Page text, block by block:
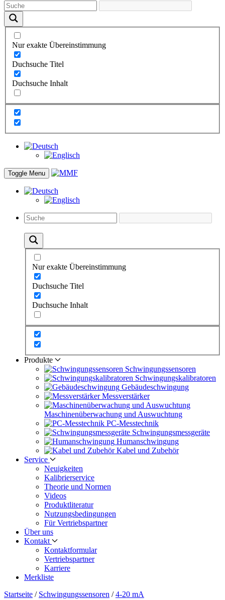
Nur exakte Übereinstimmung
Duchsuche Titel
Duchsuche Inhalt
Toggle Menu
Nur exakte Übereinstimmung
Duchsuche Titel
Duchsuche Inhalt
Produkte
Schwingungs­sensoren
Schwingungs­kalibratoren
Gebäude­schwingung
Messverstärker
Maschinen­überwachung und Auswuchtung
PC-Messtechnik
Schwingungs­messgeräte
Human­schwingung
Kabel und Zubehör
Service
Neuigkeiten
Kalibrier­service
Theorie und Normen
Videos
Produkt­literatur
Nutzungs­bedingungen
Für Vertriebs­partner
Über uns
Kontakt
Kontaktformular
Vertriebs­partner
Karriere
Merkliste
Startseite / Schwingungs­sensoren /4-20 mA